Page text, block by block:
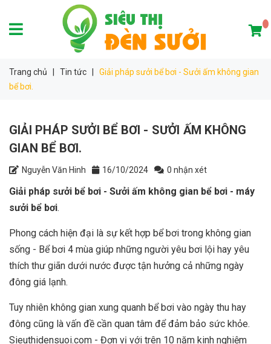
Trang chủ Tin tức
Giải pháp sưởi bể bơi - Sưởi ấm không gian
bể bơi.
GIẢI PHÁP SƯỞI BỂ BƠI - SƯỞI ẤM KHÔNG
GIAN BỂ BƠI.
Nguyễn Văn Hinh 16/10/2024 0 nhận xét
Giải pháp sưởi bể bơi - Sưởi ấm không gian bể bơi - máy
sưởi bể bơi.
Phong cách hiện đại là sự kết hợp bể bơi trong không gian
sống - Bể bơi 4 mùa giúp những người yêu bơi lội hay yêu
thích thư giãn dưới nước được tận hưởng cả những ngày
đông giá lạnh.
Tuy nhiên không gian xung quanh bể bơi vào ngày thu hay
đông cũng là vấn đề cần quan tâm để đảm bảo sức khỏe.
Sieuthidensuoi.com - Đơn vị với trên 10 năm kinh nghiệm